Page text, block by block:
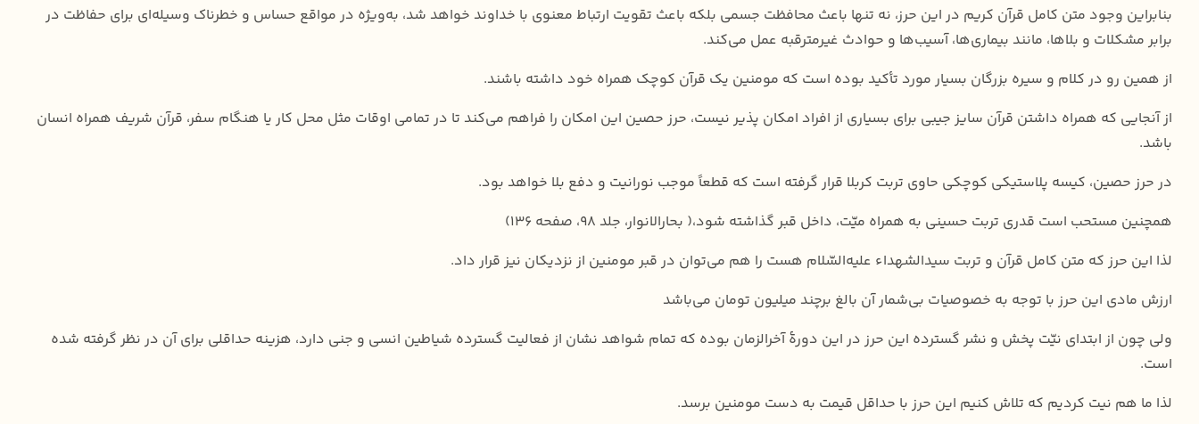
بنابراین وجود متن کامل قرآن کریم در این حرز، نه تنها باعث محافظت جسمی بلکه باعث تقویت ارتباط معنوی با خداوند خواهد شد، به‌ویژه در مواقع حساس و خطرناک وسیله‌ای برای حفاظت در
برابر مشکلات و بلاها، مانند بیماری‌ها، آسیب‌ها و حوادث غیرمترقبه عمل می‌کند.
از همین رو در کلام و سیره بزرگان بسیار مورد تأکید بوده است که مومنین یک قرآن کوچک همراه خود داشته باشند.
از آنجایی که همراه داشتن قرآن سایز جیبی برای بسیاری از افراد امکان پذیر نیست، حرز حصین این امکان را فراهم می‌کند تا در تمامی اوقات مثل محل کار یا هنگام سفر، قرآن شریف همراه انسان
باشد.
در حرز حصین، کیسه‌ پلاستیکی کوچکی حاوی تربت کربلا قرار گرفته است که قطعاً موجب نورانیت و دفع بلا خواهد بود.
همچنین مستحب است قدری تربت حسینی به همراه میّت، داخل قبر گذاشته شود،( بحارالانوار، جلد 98، صفحه 136)
لذا این حرز که متن کامل قرآن و تربت سیدالشهدا‌ء علیه‌السّلام هست را هم می‌توان در قبر مومنین از نزدیکان نیز قرار داد.
ارزش مادی این حرز با توجه به خصوصیات بی‌شمار آن بالغ برچند میلیون تومان می‌باشد
ولی چون از ابتدای نیّت پخش و نشر گسترده این حرز در این دورۀ آخرالزمان بوده که تمام شواهد نشان از فعالیت گسترده شیاطین انسی و جنی دارد، هزینه حداقلی برای آن در نظر گرفته شده
است.
لذا ما هم نیت کردیم که تلاش کنیم این حرز با حداقل قیمت به دست مومنین برسد.